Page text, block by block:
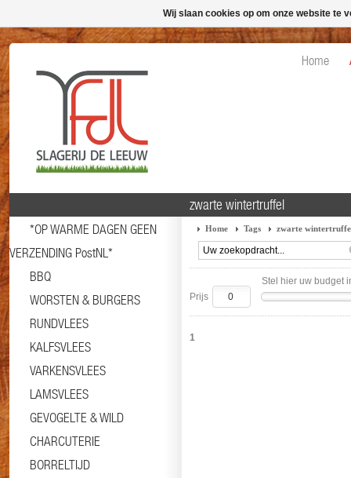
Home
*OP WARME DAGEN GEEN
VERZENDING PostNL*
BBQ
WORSTEN & BURGERS
RUNDVLEES
KALFSVLEES
VARKENSVLEES
LAMSVLEES
GEVOGELTE & WILD
CHARCUTERIE
BORRELTIJD
zwarte wintertruffel
Home Tags zwarte
Stel hier uw budget
Prijs
1
Wij slaan cookies op om onze website te